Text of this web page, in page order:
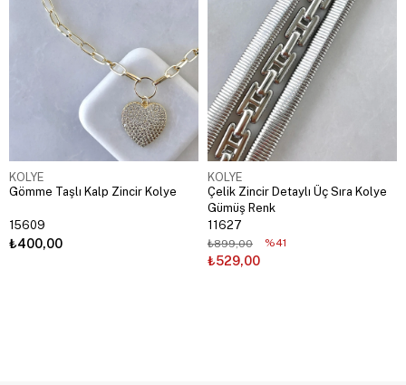
KOLYE
Gömme Taşlı Kalp Zincir Kolye
15609
₺400,00
KOLYE
Çelik Zincir Detaylı Üç Sıra Kolye
Gümüş Renk
11627
₺529,00
₺899,00 %41